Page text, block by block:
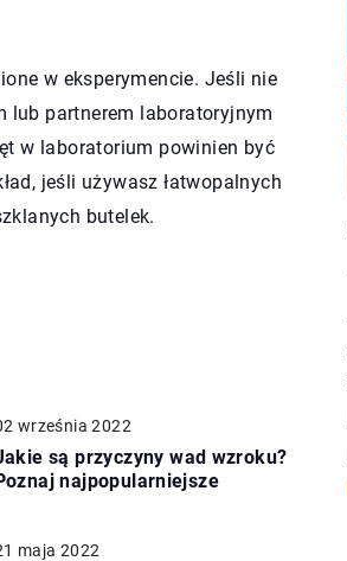
w eksperymencie. Jeśli nie
lub partnerem laboratoryjnym
w laboratorium powinien być
jeśli używasz łatwopalnych
butelek.
września 2022
są przyczyny wad wzroku?
najpopularniejsze
maja 2022